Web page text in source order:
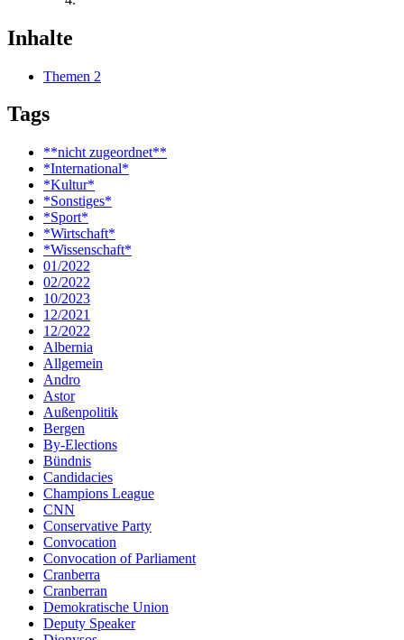
Inhalte
Themen 2
Tags
**nicht zugeordnet**
*International*
*Kultur*
*Sonstiges*
*Sport*
*Wirtschaft*
*Wissenschaft*
01/2022
02/2022
10/2023
12/2021
12/2022
Albernia
Allgemein
Andro
Astor
Außenpolitik
Bergen
By-Elections
Bündnis
Candidacies
Champions League
CNN
Conservative Party
Convocation
Convocation of Parliament
Cranberra
Cranberran
Demokratische Union
Deputy Speaker